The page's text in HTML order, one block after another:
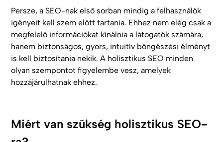
Persze, a SEO-nak első sorban mindig a felhasználók
igényeit kell szem előtt tartania. Ehhez nem elég csak a
megfelelő információkat kínálnia a látogatók számára,
hanem biztonságos, gyors, intuitív böngészési élményt
is kell biztosítania nekik. A holisztikus SEO minden
olyan szempontot figyelembe vesz, amelyek
hozzájárulhatnak ehhez.
Miért van szükség holisztikus SEO-